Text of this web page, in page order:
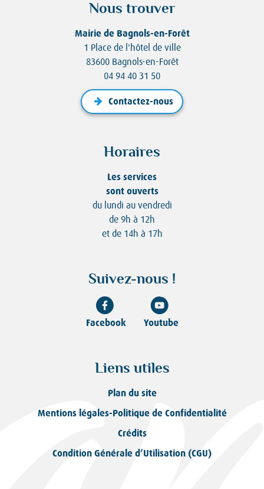
Nous trouver
Mairie de Bagnols-en-Forêt
1 Place de l'hôtel de ville
83600 Bagnols-en-Forêt
04 94 40 31 50
Contactez-nous
Horaires
Les services
sont ouverts
du lundi au vendredi
de 9h à 12h
et de 14h à 17h
Suivez-nous !
Facebook Youtube
Liens utiles
Plan du site
Mentions légales-Politique de Confidentialité
Crédits
Condition Générale d’Utilisation (CGU)